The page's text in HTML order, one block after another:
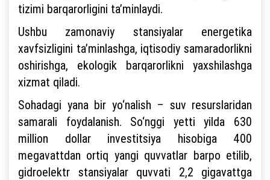
tizimi barqarorligini ta’minlaydi.
Ushbu zamonaviy stansiyalar energetika
xavfsizligini ta’minlashga, iqtisodiy samaradorlikni
oshirishga, ekologik barqarorlikni yaxshilashga
xizmat qiladi.
Sohadagi yana bir yo‘nalish – suv resurslaridan
samarali foydalanish. So‘nggi yetti yilda 630
million dollar investitsiya hisobiga 400
megavattdan ortiq yangi quvvatlar barpo etilib,
gidroelektr stansiyalar quvvati 2,2 gigavattga